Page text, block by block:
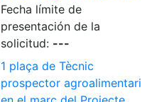
Fecha límite de
presentación de la
solicitud: ---
1 plaça de Tècnic
prospector agroalimentari